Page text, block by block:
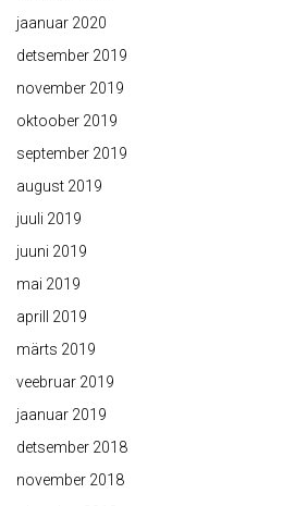
jaanuar 2020
detsember 2019
november 2019
oktoober 2019
september 2019
august 2019
juuli 2019
juuni 2019
mai 2019
aprill 2019
märts 2019
veebruar 2019
jaanuar 2019
detsember 2018
november 2018